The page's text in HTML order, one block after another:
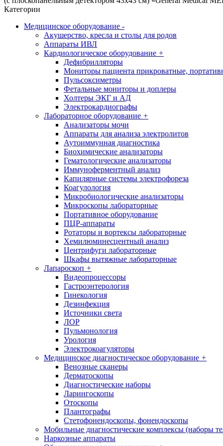
Категории
Медицинское оборудование -
Акушерство, кресла и столы для родов
Аппараты ИВЛ
Кардиологическое оборудование +
Дефибрилляторы
Мониторы пациента прикроватные,
Пульсоксиметры
Фетальные мониторы и доплеры
Холтеры ЭКГ и АД
Электрокардиографы
Лабораторное оборудование +
Анализаторы мочи
Аппараты для анализа электролитов
Аутоиммунная диагностика
Биохимические анализаторы
Гематологические анализаторы
Иммуноферментный анализ
Капилярные системы электрофореза
Коагулология
Микробиологические анализаторы
Микроскопы лабораторные
Портативное оборудование
ПЦР-аппараты
Ротаторы и вортексы лабораторные
Хемилюминесцентный анализ
Центрифуги лабораторные
Шкафы вытяжные лабораторные
Лапароскоп +
Видеопроцессоры
Гастроэнтерология
Гинекология
Дезинфекция
Источники света
ЛОР
Пульмонология
Урология
Электрокоагуляторы
Медицинское диагностическое оборудование +
Венозные сканеры
Дерматоскопы
Диагностические наборы
Ларингоскопы
Отоскопы
Плантографы
Стетофонендоскопы, фонендоскопы
Мобильные диагностические комплексы (наборы
Наркозные аппараты